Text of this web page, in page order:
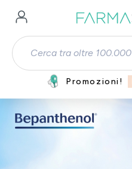
Passa al contenuto principale
Promozioni!